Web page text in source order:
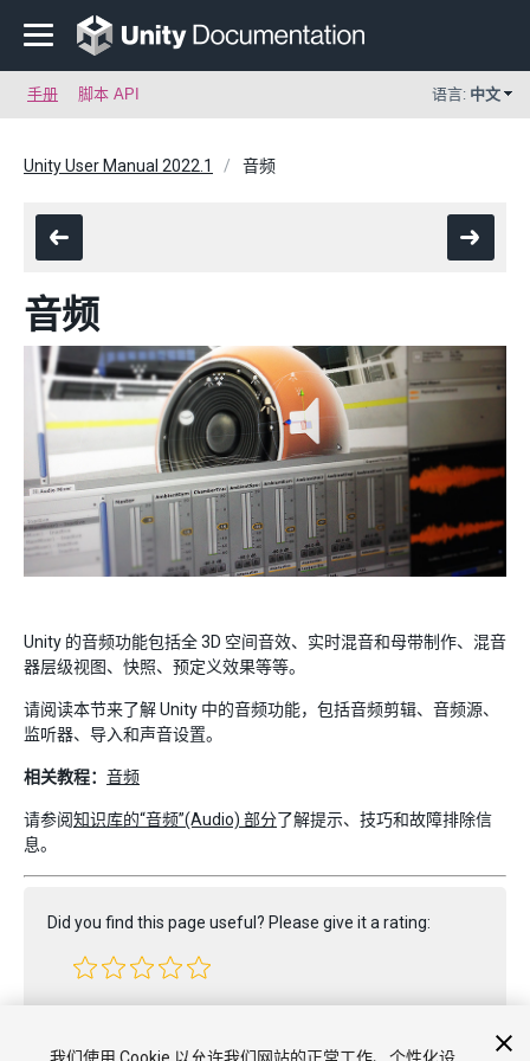
手册 脚本 API 语言: 中文
Unity User Manual 2022.1 音频
音频
Unity 的音频功能包括全 3D 空间音效、实时混音和母带制作、混音
器层级视图、快照、预定义效果等等。
请阅读本节来了解 Unity 中的音频功能，包括音频剪辑、音频源、
监听器、导入和声音设置。
相关教程： 音频
请参阅知识库的“音频”(Audio) 部分了解提示、技巧和故障排除信
息。
Did you find this page useful? Please give it a rating: